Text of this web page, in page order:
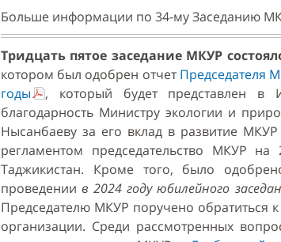
Больше информации по 34-му Заседанию
Тридцать пятое заседание МКУР
котором был одобрен отчет Председателя
годы
, который будет представлен в
благодарность Министру экологии и
Нысанбаеву за его вклад в развитие МКУР
регламентом председательство МКУР
Таджикистан. Кроме того, было
проведениив 2024 году юбилейного
Председателю МКУР поручено
организации. Среди рассмотренных